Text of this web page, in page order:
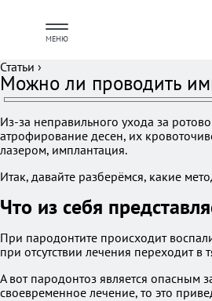
МЕНЮ
Статьи ›
Можно ли проводить
Из-за неправильного ухода за
атрофирование десен, их
лазером, имплантация.
Итак, давайте разберёмся, какие
Что из себя
При пародонтите происходит
при отсутствии лечения переходит
А вот пародонтоз является опасным
своевременное лечение, то это